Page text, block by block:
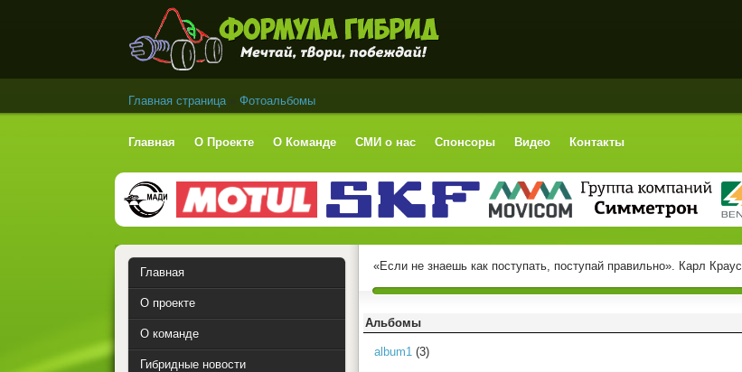
Формула Гибрид
Главная страница» Фотоальбомы
Главная О Проекте О Команде СМИ о нас Спонсоры Видео Контакты
«Если не знаешь как поступать, поступай правильно». Карл Краус
Альбомы
album1 (3)
Главная
О проекте
О команде
Гибридные новости